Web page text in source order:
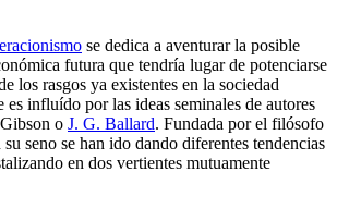
se dedica a aventurar la posible
futura que tendría lugar de potenciarse
los rasgos ya existentes en la sociedad
es influído por las ideas seminales de autores
o J. G. Ballard. Fundada por el filósofo
su seno se han ido dando diferentes tendencias
en dos vertientes mutuamente